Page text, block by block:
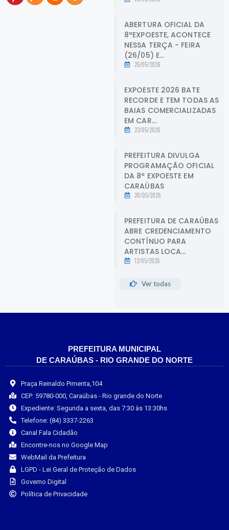
ABERTURA OFICIAL DA
8ªEXPOESTE, ACONTECE
NESSA TERÇA - FEIRA
(26/05) E...
25/05/2026
EXPOESTE 2026 BATE
RECORDE E TEM TODAS AS
BAIAS COMERCIALIZADAS
EM CAR...
23/05/2026
PREFEITURA DIVULGA
PROGRAMAÇÃO OFICIAL
DA 8ª EXPOESTE EM
CARAÚBAS
20/05/2026
PREFEITURA DE CARAÚBAS
ABRE CREDENCIAMENTO
CONTÍNUO PARA
ARTISTAS LOCA...
12/05/2026
Ver todas
PREFEITURA MUNICIPAL
DE CARAÚBAS - RIO GRANDE DO NORTE
Praça Reinaldo Pimenta,104
CEP: 59780-000, Caraúbas - Rio grande do Norte
Expediente: Segunda a sexta, das 7:30 às 13:30hs
Telefone: (84) 3337-2263
Canal Fala Cidadão
Encontre-nos no Google Map
WebMail da Prefeitura
LGPD - Lei Geral de Proteção de Dados
Governo Digital
Política de Privacidade